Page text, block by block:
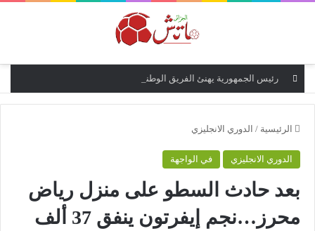
الرئيسية / الدوري الانجليزي
الدوري الانجليزي في الواجهة
بعد حادث السطو على منزل رياض
محرز…نجم إيفرتون ينفق 37 ألف